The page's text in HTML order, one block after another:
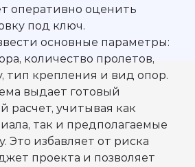
оперативно оценить
под ключ.
основные параметры:
количество пролетов,
тип крепления и вид опор.
выдает готовый
расчет, учитывая как
так и предполагаемые
Это избавляет от риска
проекта и позволяет